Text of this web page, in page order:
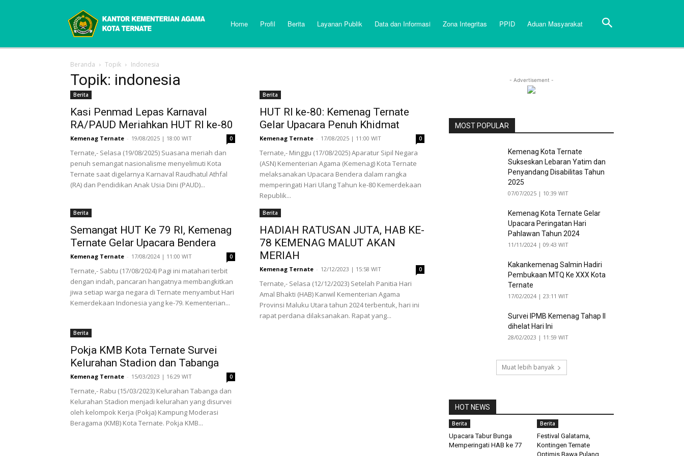
Home Profil Berita Layanan Publik Data dan Informasi Zona Integritas PPID Aduan Masyarakat
Beranda Topik Indonesia
Topik: indonesia
Berita
Kasi Penmad Lepas Karnaval
RA/PAUD Meriahkan HUT RI ke-80
Kemenag Ternate - 19/08/2025 | 18:00 WIT 0
Ternate,- Selasa (19/08/2025) Suasana meriah dan
penuh semangat nasionalisme menyelimuti Kota
Ternate saat digelarnya Karnaval Raudhatul Athfal
(RA) dan Pendidikan Anak Usia Dini (PAUD)...
Berita
HUT RI ke-80: Kemenag Ternate
Gelar Upacara Penuh Khidmat
Kemenag Ternate - 17/08/2025 | 11:00 WIT 0
Ternate,- Minggu (17/08/2025) Aparatur Sipil Negara
(ASN) Kementerian Agama (Kemenag) Kota Ternate
melaksanakan Upacara Bendera dalam rangka
memperingati Hari Ulang Tahun ke-80 Kemerdekaan
Republik...
Berita
Semangat HUT Ke 79 RI, Kemenag
Ternate Gelar Upacara Bendera
Kemenag Ternate - 17/08/2024 | 11:00 WIT 0
Ternate,- Sabtu (17/08/2024) Pagi ini matahari terbit
dengan indah, pancaran hangatnya membangkitkan
jiwa setiap warga negara di Ternate menyambut Hari
Kemerdekaan Indonesia yang ke-79. Kementerian...
Berita
HADIAH RATUSAN JUTA, HAB KE-
78 KEMENAG MALUT AKAN
MERIAH
Kemenag Ternate - 12/12/2023 | 15:58 WIT 0
Ternate,- Selasa (12/12/2023) Setelah Panitia Hari
Amal Bhakti (HAB) Kanwil Kementerian Agama
Provinsi Maluku Utara tahun 2024 terbentuk, hari ini
rapat perdana dilaksanakan. Rapat yang...
Berita
Pokja KMB Kota Ternate Survei
Kelurahan Stadion dan Tabanga
Kemenag Ternate - 15/03/2023 | 16:29 WIT 0
Ternate,- Rabu (15/03/2023) Kelurahan Tabanga dan
Kelurahan Stadion menjadi kelurahan yang disurvei
oleh kelompok Kerja (Pokja) Kampung Moderasi
Beragama (KMB) Kota Ternate. Pokja KMB...
- Advertisement -
MOST POPULAR
Kemenag Kota Ternate
Sukseskan Lebaran Yatim dan
Penyandang Disabilitas Tahun
2025
07/07/2025 | 10:39 WIT
Kemenag Kota Ternate Gelar
Upacara Peringatan Hari
Pahlawan Tahun 2024
11/11/2024 | 09:43 WIT
Kakankemenag Salmin Hadiri
Pembukaan MTQ Ke XXX Kota
Ternate
17/02/2024 | 23:11 WIT
Survei IPMB Kemenag Tahap II
dihelat Hari Ini
28/02/2023 | 11:59 WIT
Muat lebih banyak
HOT NEWS
Berita
Upacara Tabur Bunga
Memperingati HAB ke 77
Berita
Festival Galatama,
Kontingen Ternate
Optimis Bawa Pulang